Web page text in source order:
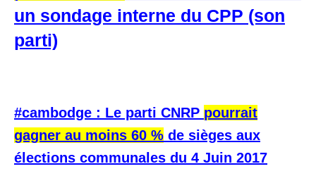
un sondage interne du CPP (son
parti)
#cambodge : Le parti CNRP pourrait
gagner au moins 60 % de sièges aux
élections communales du 4 Juin 2017